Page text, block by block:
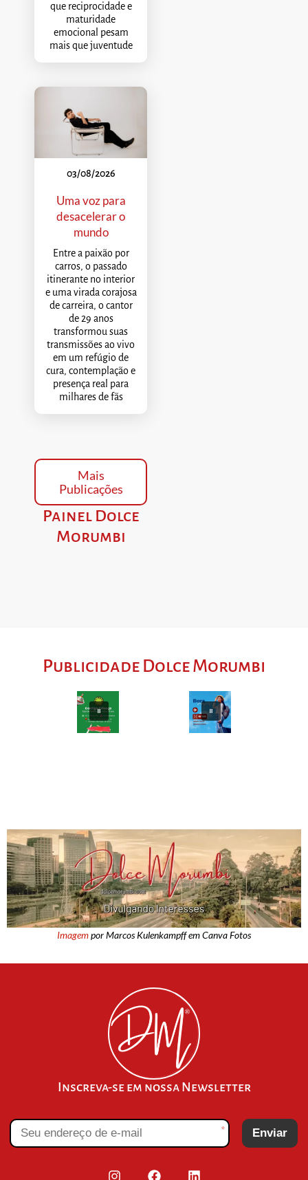
que reciprocidade e
maturidade
emocional pesam
mais que juventude
03/08/2026
Uma voz para
desacelerar o
mundo
Entre a paixão por
carros, o passado
itinerante no interior
e uma virada corajosa
de carreira, o cantor
de 29 anos
transformou suas
transmissões ao vivo
em um refúgio de
cura, contemplação e
presença real para
milhares de fãs
Mais
Publicações
Painel Dolce
Morumbi
Publicidade Dolce Morumbi
Imagempor Marcos Kulenkampff em Canva Fotos
Inscreva-se em nossa Newsletter
* Enviar